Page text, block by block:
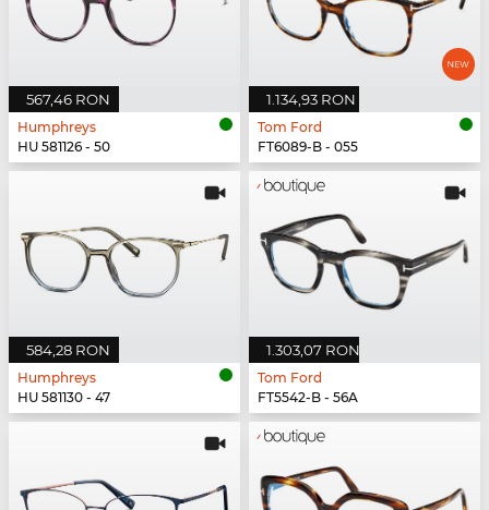
567,46 RON
Humphreys
HU 581126 - 50
1.134,93 RON
Tom Ford
FT6089-B - 055
584,28 RON
Humphreys
HU 581130 - 47
1.303,07 RON
Tom Ford
FT5542-B - 56A